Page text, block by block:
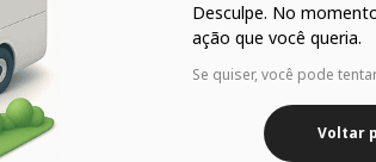
Desculpe. No
ação que você queria.
Se quiser, você pode
Voltar